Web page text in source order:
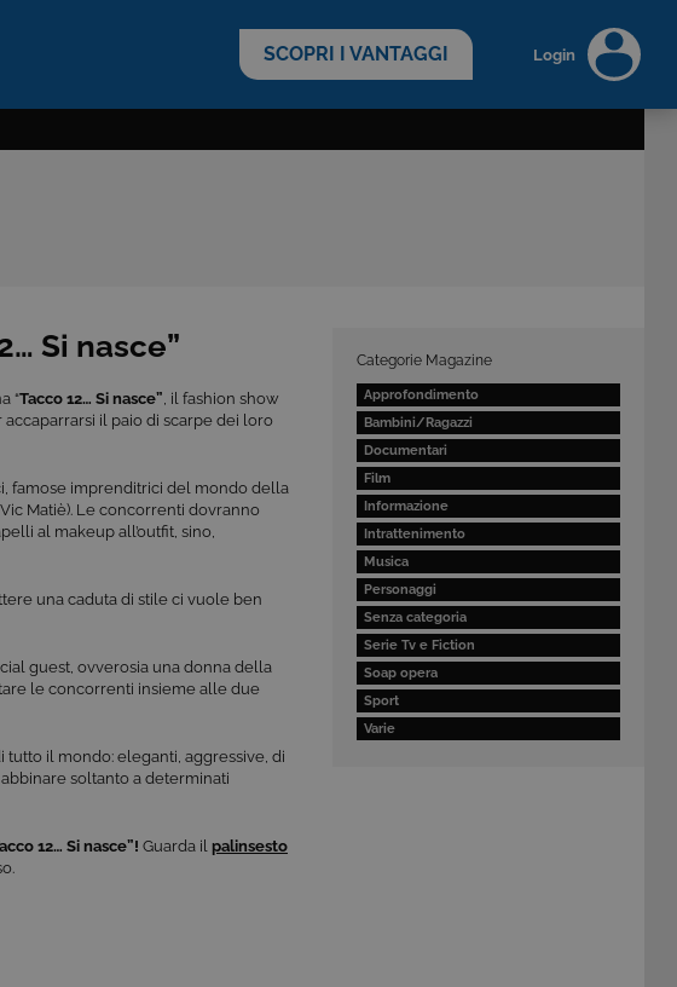
SCOPRI I VANTAGGI Login
Categorie Magazine
Approfondimento
Bambini/Ragazzi
Documentari
Film
Informazione
Intrattenimento
Musica
Personaggi
Senza categoria
Serie Tv e Fiction
Soap opera
Sport
Varie
Si nasce”
“Tacco 12… Si nasce”, il fashion show
il paio di scarpe dei loro
famose imprenditrici del mondo della
Matiè). Le concorrenti dovranno
al makeup all’outfit, sino,
una caduta di stile ci vuole ben
guest, ovverosia una donna della
le concorrenti insieme alle due
il mondo: eleganti, aggressive, di
soltanto a determinati
12… Si nasce”! Guarda il palinsesto